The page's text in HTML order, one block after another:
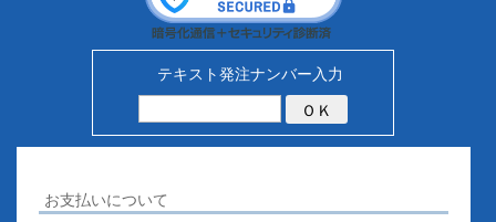
テキスト発注ナンバー入力
お支払いについて